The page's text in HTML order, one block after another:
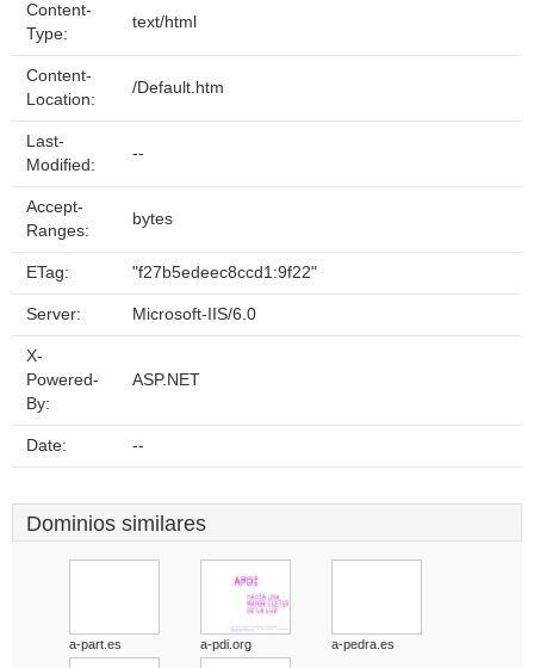
Content-
Type:
text/html
Content-
Location:
/Default.htm
Last-
Modified:
--
Accept-
Ranges:
bytes
ETag: "f27b5edeec8ccd1:9f22"
Server: Microsoft-IIS/6.0
X-
Powered-
By:
ASP.NET
Date: --
Dominios similares
a-part.es a-pdi.org a-pedra.es